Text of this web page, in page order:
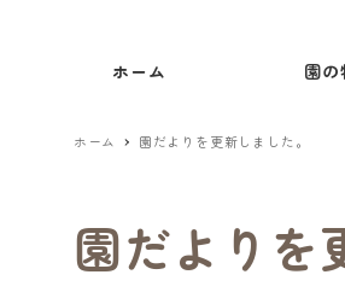
ホーム 園の
ホーム 園だよりを更新しました。
園だよりを